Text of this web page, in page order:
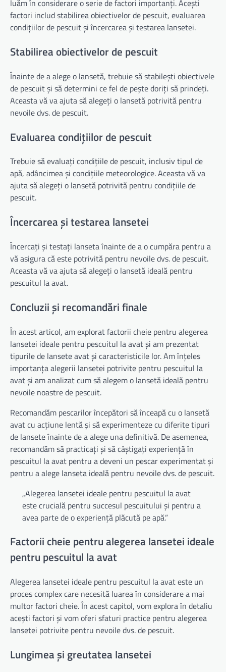
luăm în considerare o serie de factori importanți. Acești
factori includ stabilirea obiectivelor de pescuit, evaluarea
condițiilor de pescuit și încercarea și testarea lansetei.
Stabilirea obiectivelor de pescuit
Înainte de a alege o lansetă, trebuie să stabilești obiectivele
de pescuit și să determini ce fel de pește doriți să prindeți.
Aceasta vă va ajuta să alegeți o lansetă potrivită pentru
nevoile dvs. de pescuit.
Evaluarea condițiilor de pescuit
Trebuie să evaluați condițiile de pescuit, inclusiv tipul de
apă, adâncimea și condițiile meteorologice. Aceasta vă va
ajuta să alegeți o lansetă potrivită pentru condițiile de
pescuit.
Încercarea și testarea lansetei
Încercați și testați lanseta înainte de a o cumpăra pentru a
vă asigura că este potrivită pentru nevoile dvs. de pescuit.
Aceasta vă va ajuta să alegeți o lansetă ideală pentru
pescuitul la avat.
Concluzii și recomandări finale
În acest articol, am explorat factorii cheie pentru alegerea
lansetei ideale pentru pescuitul la avat și am prezentat
tipurile de lansete avat și caracteristicile lor. Am înțeles
importanța alegerii lansetei potrivite pentru pescuitul la
avat și am analizat cum să alegem o lansetă ideală pentru
nevoile noastre de pescuit.
Recomandăm pescarilor începători să înceapă cu o lansetă
avat cu acțiune lentă și să experimenteze cu diferite tipuri
de lansete înainte de a alege una definitivă. De asemenea,
recomandăm să practicați și să câștigați experiență în
pescuitul la avat pentru a deveni un pescar experimentat și
pentru a alege lanseta ideală pentru nevoile dvs. de pescuit.
„Alegerea lansetei ideale pentru pescuitul la avat
este crucială pentru succesul pescuitului și pentru a
avea parte de o experiență plăcută pe apă.”
Factorii cheie pentru alegerea lansetei ideale
pentru pescuitul la avat
Alegerea lansetei ideale pentru pescuitul la avat este un
proces complex care necesită luarea în considerare a mai
multor factori cheie. În acest capitol, vom explora în detaliu
acești factori și vom oferi sfaturi practice pentru alegerea
lansetei potrivite pentru nevoile dvs. de pescuit.
Lungimea și greutatea lansetei